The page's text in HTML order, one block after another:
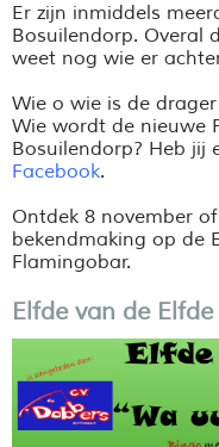
Er zijn inmiddels
Bosuilendorp. Overal
weet nog wie er
Wie o wie is de
Wie wordt de nieuwe
Bosuilendorp? Heb jij
Facebook.
Ontdek 8 november
bekendmaking op de
Flamingobar.
Elfde van de Elfde